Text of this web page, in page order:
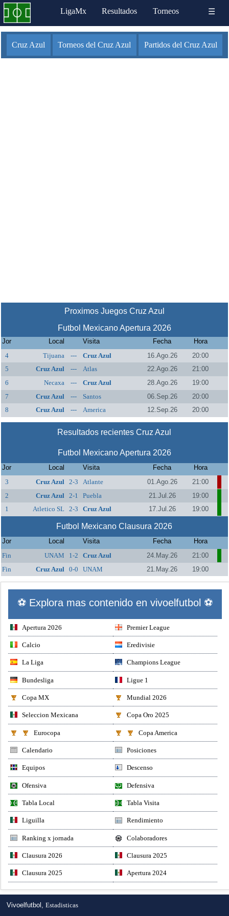
LigaMx Resultados Torneos ☰
Cruz Azul Torneos del Cruz Azul Partidos del Cruz Azul
Proximos Juegos Cruz Azul
Futbol Mexicano Apertura 2026
Jor Local Visita Fecha
Hora
4
Tijuana --- Cruz Azul 16.Ago.26
20:00
5
Cruz Azul --- Atlas 22.Ago.26
21:00
6
Necaxa --- Cruz Azul 28.Ago.26
19:00
7
Cruz Azul --- Santos 06.Sep.26
20:00
8
Cruz Azul --- America 12.Sep.26 20:00
Resultados recientes Cruz Azul
Futbol Mexicano Apertura 2026
Jor Local Visita Fecha
Hora
3
Cruz Azul 2-3 Atlante 01.Ago.26
21:00
2
Cruz Azul 2-1 Puebla 21.Jul.26
19:00
1
Atletico SL 2-3 Cruz Azul 17.Jul.26 19:00
Futbol Mexicano Clausura 2026
Jor Local Visita Fecha
Hora
Fin
UNAM 1-2 Cruz Azul 24.May.26
21:00
Fin
Cruz Azul 0-0 UNAM 21.May.26 19:00
⚽ Explora mas contenido en vivoelfutbol ⚽
Apertura 2026 Premier League
Calcio Eredivisie
La Liga Champions League
Bundesliga Ligue 1
Copa MX Mundial 2026
Seleccion Mexicana Copa Oro 2025
Eurocopa Copa America
Calendario Posiciones
Equipos Descenso
Ofensiva Defensiva
Tabla Local Tabla Visita
Liguilla Rendimiento
Ranking x jornada Colaboradores
Clausura 2026 Clausura 2025
Clausura 2025 Apertura 2024
Vivoelfutbol,Estadisticas